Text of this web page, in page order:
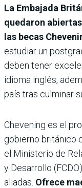
La Embajada
quedaron
las becas
estudiar un
deben tener
idioma inglés,
país tras culminar
Chevening es el
gobierno británico
el Ministerio de
y Desarrollo
aliadas. Ofrece